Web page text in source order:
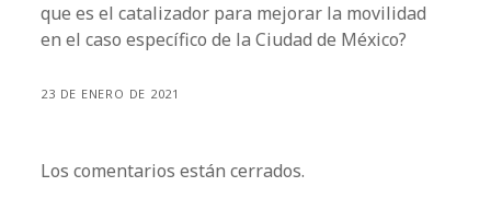
que es el catalizador para mejorar la movilidad
en el caso específico de la Ciudad de México?
23 DE ENERO DE 2021
Los comentarios están cerrados.